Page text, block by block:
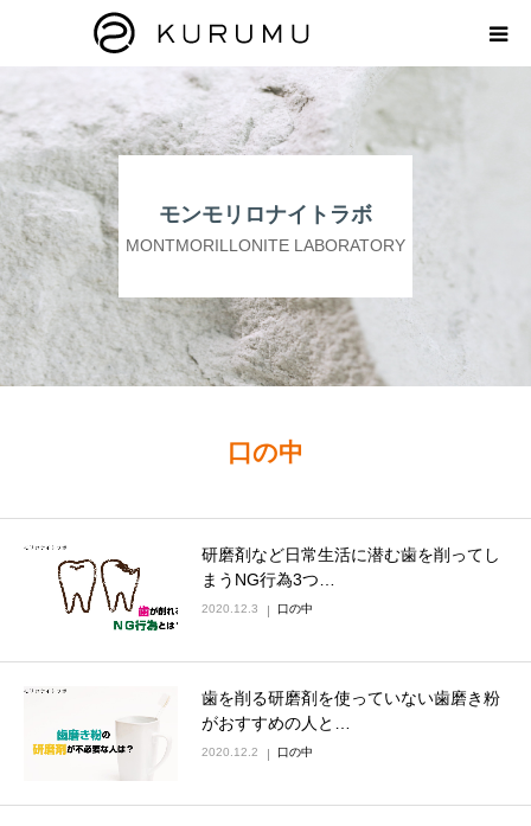
モンモリロナイトラボ
MONTMORILLONITE LABORATORY
口の中
研磨剤など日常生活に潜む歯を削ってし
まうNG行為3つ…
2020.12.3 口の中
歯を削る研磨剤を使っていない歯磨き粉
がおすすめの人と…
2020.12.2 口の中
HOME
ABOUT
プロダクト
モンモリロナイトラボ
お知らせ